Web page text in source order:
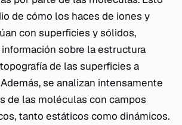
de cómo los haces de iones y
con superficies y sólidos,
sobre la estructura
de las superficies a
se analizan intensamente
de las moléculas con campos
tanto estáticos como dinámicos.